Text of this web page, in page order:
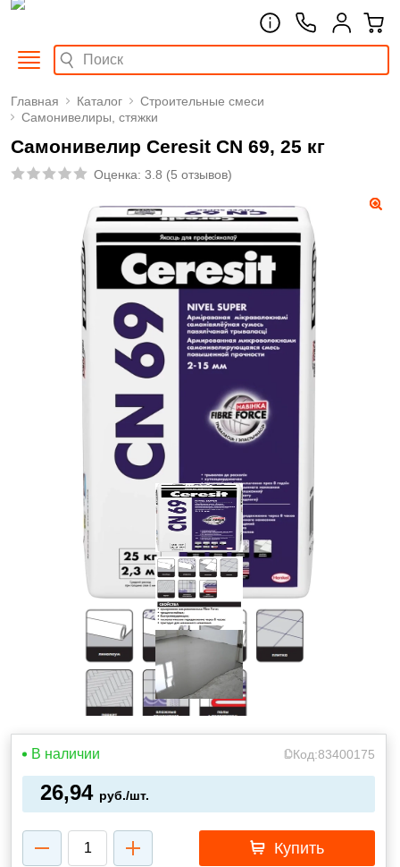
Главная Каталог
Строительные смеси
Самонивелиры, стяжки
Самонивелир Ceresit CN 69, 25 кг
Оценка: 3.8 (5 отзывов)
В наличии Код:83400175
26,94 руб./шт.
Купить